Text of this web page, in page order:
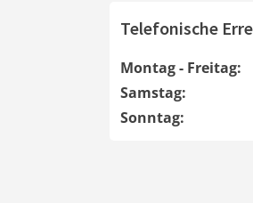
Telefonische
Montag - Freitag:
Samstag:
Sonntag: